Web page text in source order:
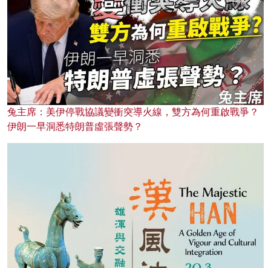
兔主席：美伊停戰協議變衝突導火線，雙方為何重啟戰爭？
伊朗一早洞悉特朗普虛張聲勢？